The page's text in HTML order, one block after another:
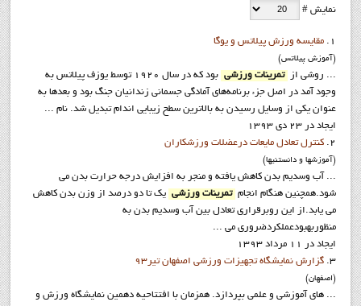
نمایش #
1.
مقايسه ورزش پيلاتس و يوگا
(آموزش پيلاتس)
... روشی از
تمرینات ورزشی
بود که در سال ۱۹۲۰ توسط یوزف پیلاتس به
وجود آمد در اصل جزء برنامه‌های آمادگی جسمانی زندانیان جنگ بود و بعد‌ها به
عنوان یکی از وسایل رسیدن به بالاترین سطح زیبایی اندام تبدیل شد. نام ...
ایجاد در 23 دی 1393
2.
کنترل تعادل مایعات درعضلات ورزشکاران
(آموزشها و دانستنيها)
... آب وسدیم بدن کاهش یافته و منجر به افزایش درجه حرارت بدن می
شود.همچنین هنگام انجام
تمرینات ورزشی یک تا دو درصد از وزن بدن کاهش
می یابد.از این روبرقراری تعادل بین آب وسدیم بدن به
منظوربهبودعملکردضروری می ...
ایجاد در 11 مرداد 1393
3.
گزارش نمايشگاه تجهيزات ورزشي اصفهان تير93
(اصفهان)
... های آموزشی و علمی بپردازد. همزمان با افتتاحیه دهمین نمایشگاه ورزش و